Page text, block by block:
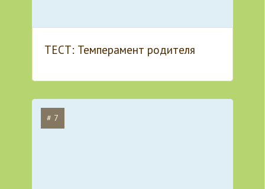
ТЕСТ: Темперамент родителя
# 7